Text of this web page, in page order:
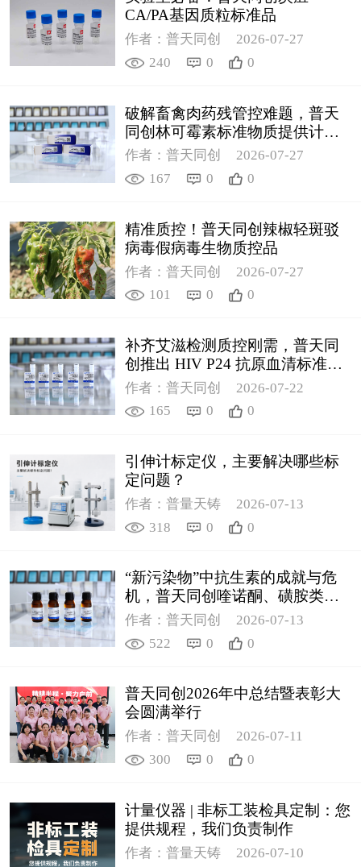
CA/PA基因质粒标准品
作者：普天同创
2026-07-27
240
0 0
破解畜禽肉药残管控难题，普天
同创林可霉素标准物质提供计量
支撑
作者：普天同创
2026-07-27
167
0 0
精准质控！普天同创辣椒轻斑驳
病毒假病毒生物质控品
作者：普天同创
2026-07-27
101
0 0
补齐艾滋检测质控刚需，普天同
创推出 HIV P24 抗原血清标准物
质
作者：普天同创
2026-07-22
165
0 0
引伸计标定仪，主要解决哪些标
定问题？
作者：普量天铸
2026-07-13
318
0 0
“新污染物”中抗生素的成就与危
机，普天同创喹诺酮、磺胺类质
控新品筑牢环境安全防线
作者：普天同创
2026-07-13
522
0 0
普天同创2026年中总结暨表彰大
会圆满举行
作者：普天同创
2026-07-11
300
0 0
计量仪器 | 非标工装检具定制：您
提供规程，我们负责制作
作者：普量天铸
2026-07-10